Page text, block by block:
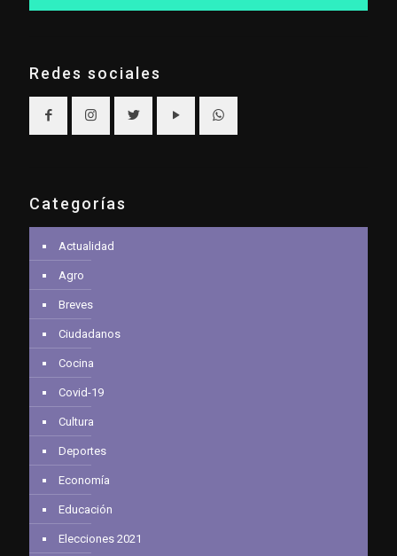
Redes sociales
Categorías
Actualidad
Agro
Breves
Ciudadanos
Cocina
Covid-19
Cultura
Deportes
Economía
Educación
Elecciones 2021